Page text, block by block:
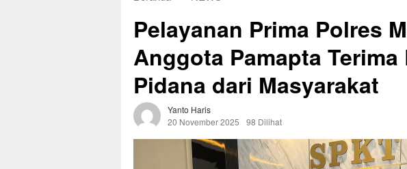
Pelayanan Prima Polres
Anggota Pamapta
Pidana dari Masyarakat
Yanto Haris
20 November 2025
98 Dilihat